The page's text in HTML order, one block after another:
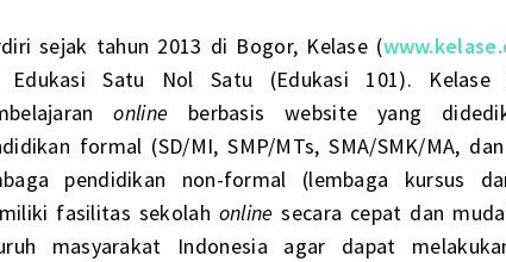
sejak tahun 2013 di Bogor, Kelase (
Edukasi Satu Nol Satu (Edukasi 101). Kelase
online berbasis website yang
formal (SD/MI, SMP/MTs, SMA/SMK/MA,
pendidikan non-formal (lembaga kursus
fasilitas sekolah onlinesecara cepat dan
masyarakat Indonesia agar dapat